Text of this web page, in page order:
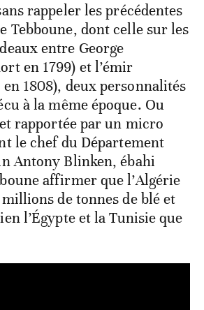
rappeler les précédentes
Tebboune, dont celle sur les
entre George
en 1799) et l’émir
1808), deux personnalités
à la même époque. Ou
rapportée par un micro
le chef du Département
Antony Blinken, ébahi
affirmer que l’Algérie
de tonnes de blé et
l’Égypte et la Tunisie que